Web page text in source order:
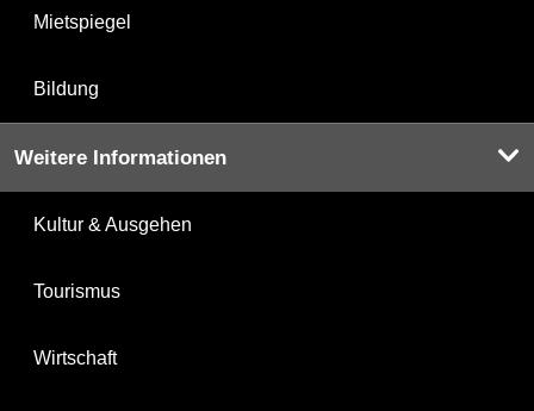
Mietspiegel
Bildung
Weitere Informationen
Kultur & Ausgehen
Tourismus
Wirtschaft